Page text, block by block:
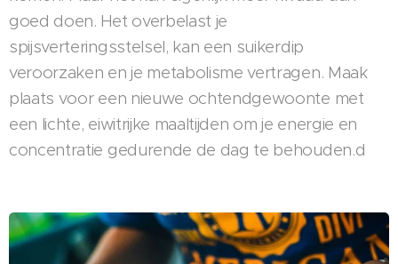
goed doen. Het overbelast je
spijsverteringsstelsel, kan een suikerdip
veroorzaken en je metabolisme vertragen. Maak
plaats voor een nieuwe ochtendgewoonte met
een lichte, eiwitrijke maaltijden om je energie en
concentratie gedurende de dag te behouden.d